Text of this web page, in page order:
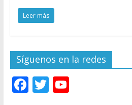
Leer más
Síguenos en la redes
F T Y